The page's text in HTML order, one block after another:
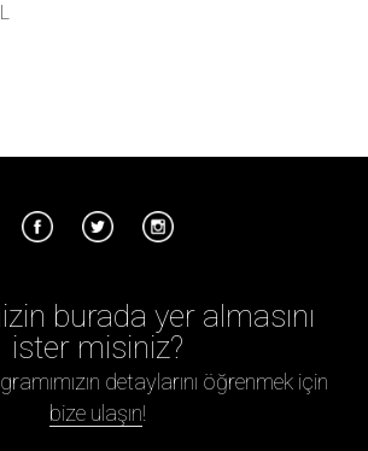
burada yer almasını
ister misiniz?
detaylarını öğrenmek için
bize ulaşın!